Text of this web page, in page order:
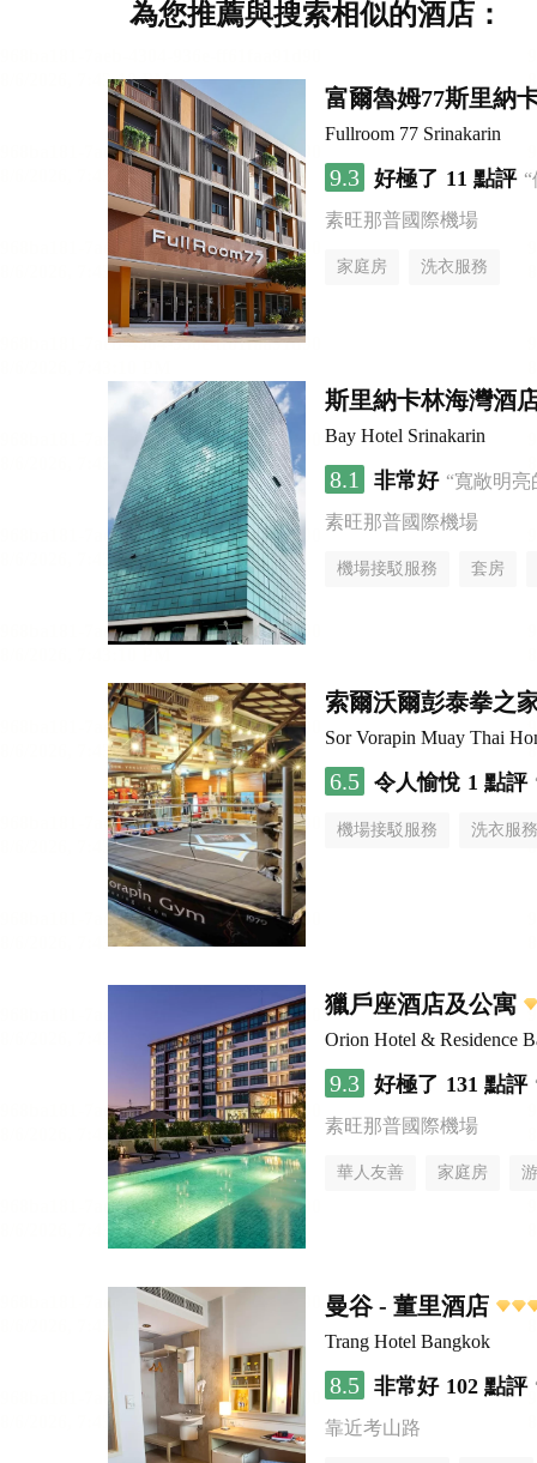
為您推薦與搜索相似的酒店：
富爾魯姆77斯里納
Fullroom 77 Srinakarin
9.3 好極了 11 點評
素旺那普國際機場
家庭房 洗衣服務
斯里納卡林海灣酒
Bay Hotel Srinakarin
8.1 非常好 “寬敞明
素旺那普國際機場
機場接駁服務 套房
索爾沃爾彭泰拳之
Sor Vorapin Muay Thai
6.5 令人愉悅 1 點評
機場接駁服務 洗衣服務
獵戶座酒店及公寓
Orion Hotel & Residence
9.3 好極了 131 點評
素旺那普國際機場
華人友善 家庭房
曼谷 - 董里酒店
Trang Hotel Bangkok
8.5 非常好 102 點評
靠近考山路